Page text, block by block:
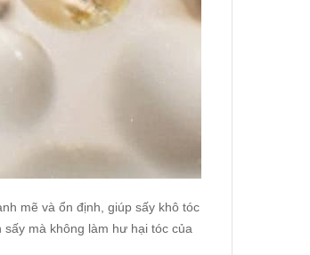
mẽ và ổn định, giúp sấy khô tóc
mà không làm hư hại tóc của